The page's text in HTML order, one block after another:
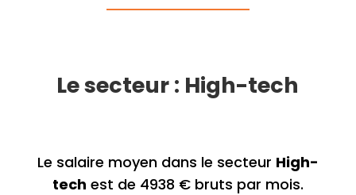
Le secteur : High-tech
Le salaire moyen dans le secteur High-
tech est de 4938 € bruts par mois.